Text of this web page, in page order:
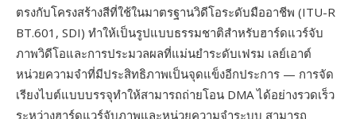
ตรงกับโครงสร้างสีที่ใช้ในมาตรฐานวิดีโอระดับมืออาชีพ (ITU-R
BT.601, SDI) ทำให้เป็นรูปแบบธรรมชาติสำหรับฮาร์ดแวร์จับ
ภาพวิดีโอและการประมวลผลที่แม่นยำระดับเฟรม เลย์เอาต์
หน่วยความจำที่มีประสิทธิภาพเป็นจุดแข็งอีกประการ — การจัด
เรียงไบต์แบบบรรจุทำให้สามารถถ่ายโอน DMA ได้อย่างรวดเร็ว
ระหว่างฮาร์ดแวร์จับภาพและหน่วยความจำระบบ สามารถ